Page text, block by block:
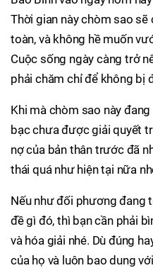
Thời gian này chòm sao
toàn, và không hề muốn
Cuộc sống ngày càng trở
phải chăm chỉ để không bị
Khi mà chòm sao này
bạc chưa được giải quyết
nợ của bản thân trước đã
thái quá như hiện tại nữa
Nếu như đối phương đang
đề gì đó, thì bạn cần phải
và hóa giải nhé. Dù đúng
của họ và luôn bao dung